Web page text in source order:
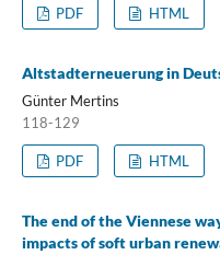
PDF HTML
Altstadterneuerung in
Günter Mertins
118-129
PDF HTML
The end of the Viennese
impacts of soft urban